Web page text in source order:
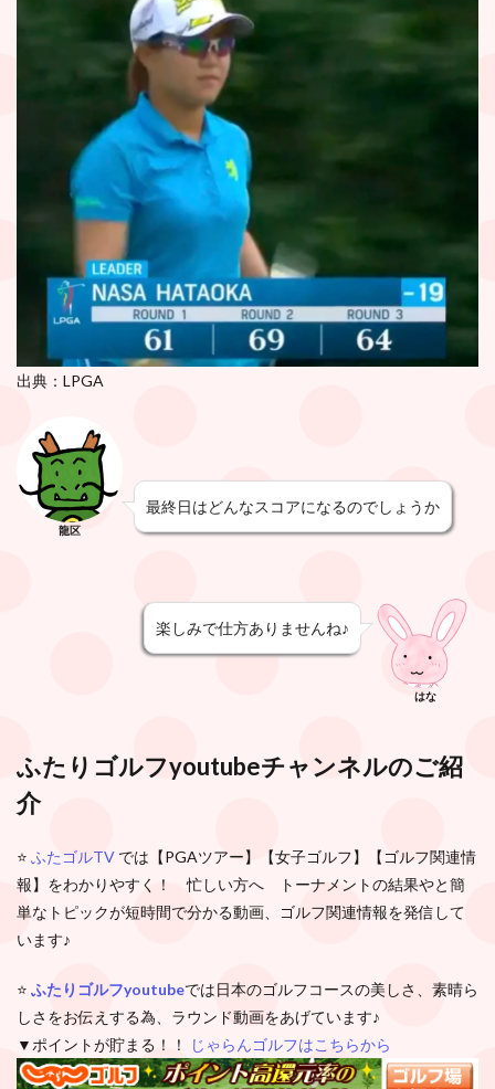
出典：LPGA
龍区
最終日はどんなスコアになるのでしょうか
楽しみで仕方ありませんね♪
はな
ふたりゴルフyoutubeチャンネルのご紹
介
⭐️ ふたゴルTV では【PGAツアー】【女子ゴルフ】【ゴルフ関連情
報】をわかりやすく！ 忙しい方へ トーナメントの結果やと簡
単なトピックが短時間で分かる動画、ゴルフ関連情報を発信して
います♪
⭐️ ふたりゴルフyoutubeでは日本のゴルフコースの美しさ、素晴ら
しさをお伝えする為、ラウンド動画をあげています♪
▼ポイントが貯まる！！
じゃらんゴルフはこちらから